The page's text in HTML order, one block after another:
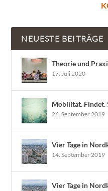
NEUESTE BEITRÄGE
Theorie und
17. Juli 2020
Mobilität. Findet.
26. September 2019
Vier Tage in
14. September 2019
Vier Tage in